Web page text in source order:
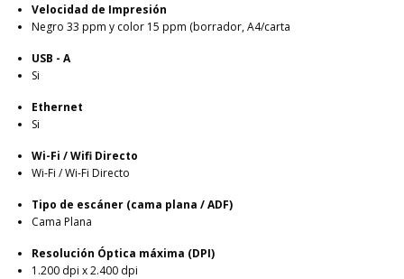
Velocidad de Impresión
Negro 33 ppm y color 15 ppm (borrador, A4/carta
USB - A
Si
Ethernet
Si
Wi-Fi / Wifi Directo
Wi-Fi / Wi-Fi Directo
Tipo de escáner (cama plana / ADF)
Cama Plana
Resolución Óptica máxima (DPI)
1.200 dpi x 2.400 dpi